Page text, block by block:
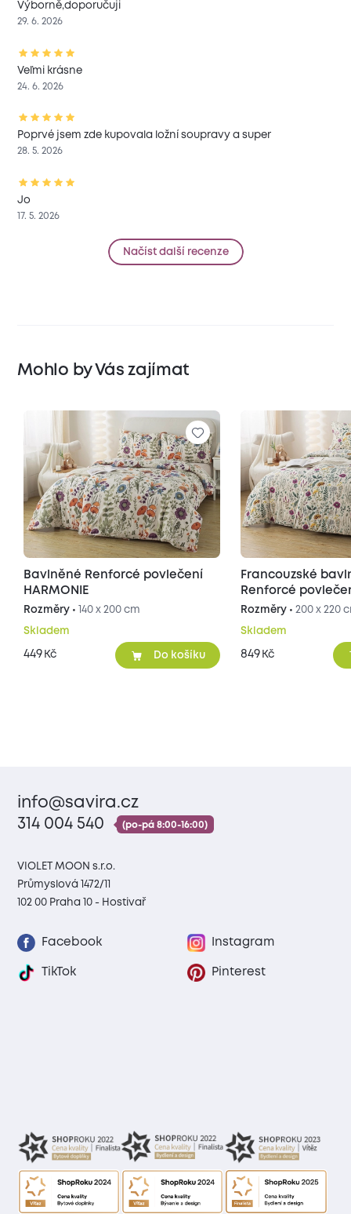
Výborně,doporučuji
29. 6. 2026
Veľmi krásne
24. 6. 2026
Poprvé jsem zde kupovala ložní soupravy a super
28. 5. 2026
Jo
17. 5. 2026
Načíst další recenze
Mohlo by Vás zajímat
Bavlněné Renforcé povlečení
HARMONIE
Rozměry • 140 x 200 cm
Skladem
449 Kč Do košíku
Francouzské
Renforcé
Rozměry •200 x 220
Skladem
849 Kč
info@savira.cz
314 004 540
(po-pá 8:00-16:00)
VIOLET MOON s.r.o.
Průmyslová 1472/11
102 00 Praha 10 - Hostivař
Facebook Instagram
TikTok Pinterest